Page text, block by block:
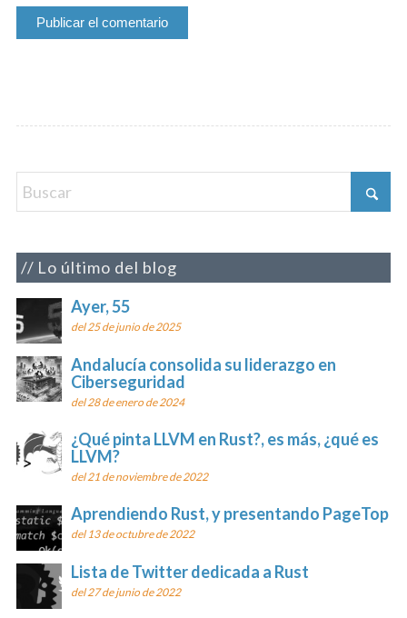
Lo último del blog
Ayer, 55
del 25 de junio de 2025
Andalucía consolida su liderazgo en
Ciberseguridad
del 28 de enero de 2024
¿Qué pinta LLVM en Rust?, es más, ¿qué es
LLVM?
del 21 de noviembre de 2022
Aprendiendo Rust, y presentando PageTop
del 13 de octubre de 2022
Lista de Twitter dedicada a Rust
del 27 de junio de 2022